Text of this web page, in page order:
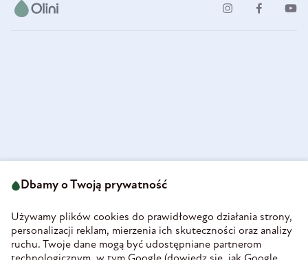
58-160 Świebodzice
REGON 890213034
INFORMACJE
Dbamy o Twoją prywatność
Używamy plików cookies do prawidłowego działania strony,
personalizacji reklam, mierzenia ich skuteczności oraz analizy
ruchu. Twoje dane mogą być udostępniane partnerom